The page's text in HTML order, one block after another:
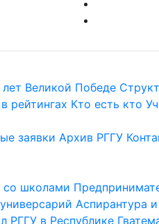
лет Великой Победе
рейтингах Кто есть кто
заявки Архив РГГУ
со школами
Аспирантура
РГГУ в Республике